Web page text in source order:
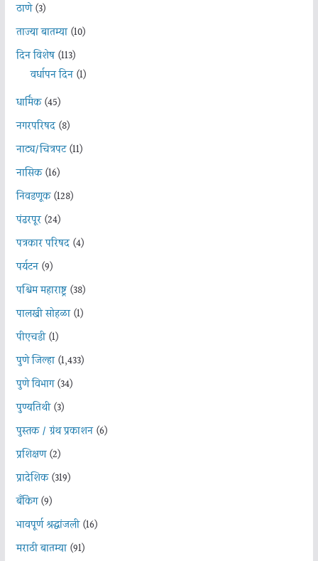
ठाणे(3)
ताज्या बातम्या(10)
दिन विशेष(113)
वर्धापन दिन(1)
धार्मिक(45)
नगरपरिषद(8)
नाट्य/चित्रपट(11)
नासिक(16)
निवडणूक(128)
पंढरपूर(24)
पत्रकार परिषद(4)
पर्यटन(9)
पश्चिम महाराष्ट्र(38)
पालखी सोहळा(1)
पीएचडी(1)
पुणे जिल्हा(1,433)
पुणे विभाग(34)
पुण्यतिथी(3)
पुस्तक / ग्रंथ प्रकाशन(6)
प्रशिक्षण(2)
प्रादेशिक(319)
बँकिंग(9)
भावपूर्ण श्रद्धांजली(16)
मराठी बातम्या(91)